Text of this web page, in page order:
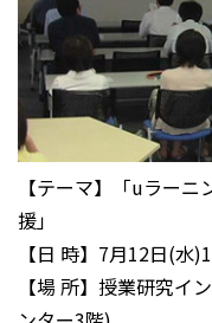
【テーマ】「uラー
援」
【日 時】7月12日(水
【場 所】授業研究イ